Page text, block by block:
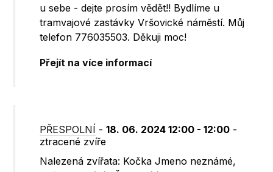
u sebe - dejte prosím vědět!! Bydlíme u
tramvajové zastávky Vršovické náměstí. Můj
telefon 776035503. Děkuji moc!
Přejít na více informací
PŘESPOLNÍ -18. 06. 2024 12:00 - 12:00 -
ztracené zvíře
Nalezená zvířata: Kočka Jmeno neznámé,